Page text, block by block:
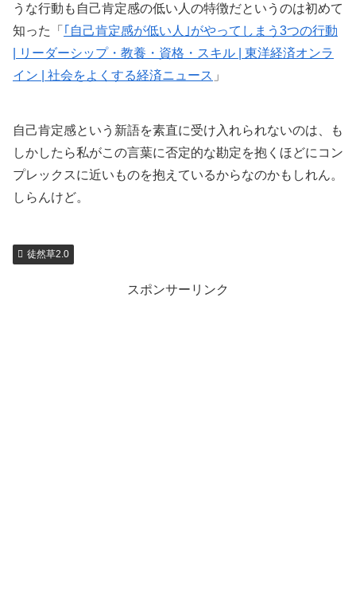
うな行動も自己肯定感の低い人の特徴だというのは初めて
知った「 ｢自己肯定感が低い人｣がやってしまう3つの行動
| リーダーシップ・教養・資格・スキル | 東洋経済オンラ
イン | 社会をよくする経済ニュース 」
自己肯定感という新語を素直に受け入れられないのは、も
しかしたら私がこの言葉に否定的な勘定を抱くほどにコン
プレックスに近いものを抱えているからなのかもしれん。
しらんけど。
徒然草2.0
スポンサーリンク